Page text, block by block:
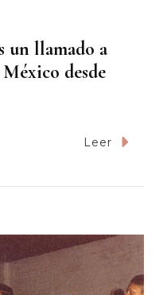
un llamado a
desde
Leer